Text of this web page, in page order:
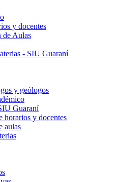
y docentes
de Aulas
- SIU Guaraní
y geólogos
Guaraní
horarios y docentes
aulas